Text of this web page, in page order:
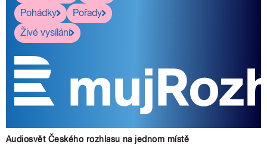
Pohádky
Pořady
Živé vysílání
Audiosvět Českého rozhlasu na jednom místě